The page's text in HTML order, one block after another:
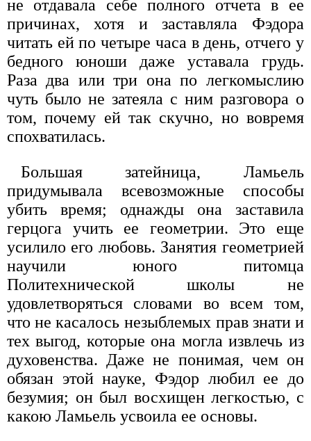
не отдавала себе полного отчета в ее
причинах, хотя и заставляла Фэдора
читать ей по четыре часа в день, отчего у
бедного юноши даже уставала грудь.
Раза два или три она по легкомыслию
чуть было не затеяла с ним разговора о
том, почему ей так скучно, но вовремя
спохватилась.
Большая затейница, Ламьель
придумывала всевозможные способы
убить время; однажды она заставила
герцога учить ее геометрии. Это еще
усилило его любовь. Занятия геометрией
научили юного питомца
Политехнической школы не
удовлетворяться словами во всем том,
что не касалось незыблемых прав знати и
тех выгод, которые она могла извлечь из
духовенства. Даже не понимая, чем он
обязан этой науке, Фэдор любил ее до
безумия; он был восхищен легкостью, с
какою Ламьель усвоила ее основы.